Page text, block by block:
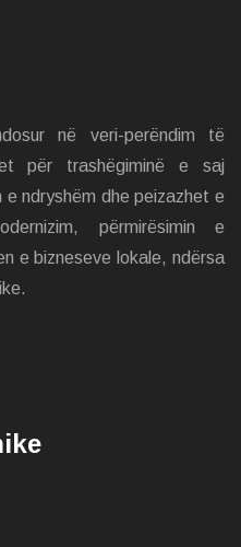
në veri-perëndim të
për trashëgiminë e saj
ndryshëm dhe peizazhet e
përmirësimin e
e bizneseve lokale, ndërsa